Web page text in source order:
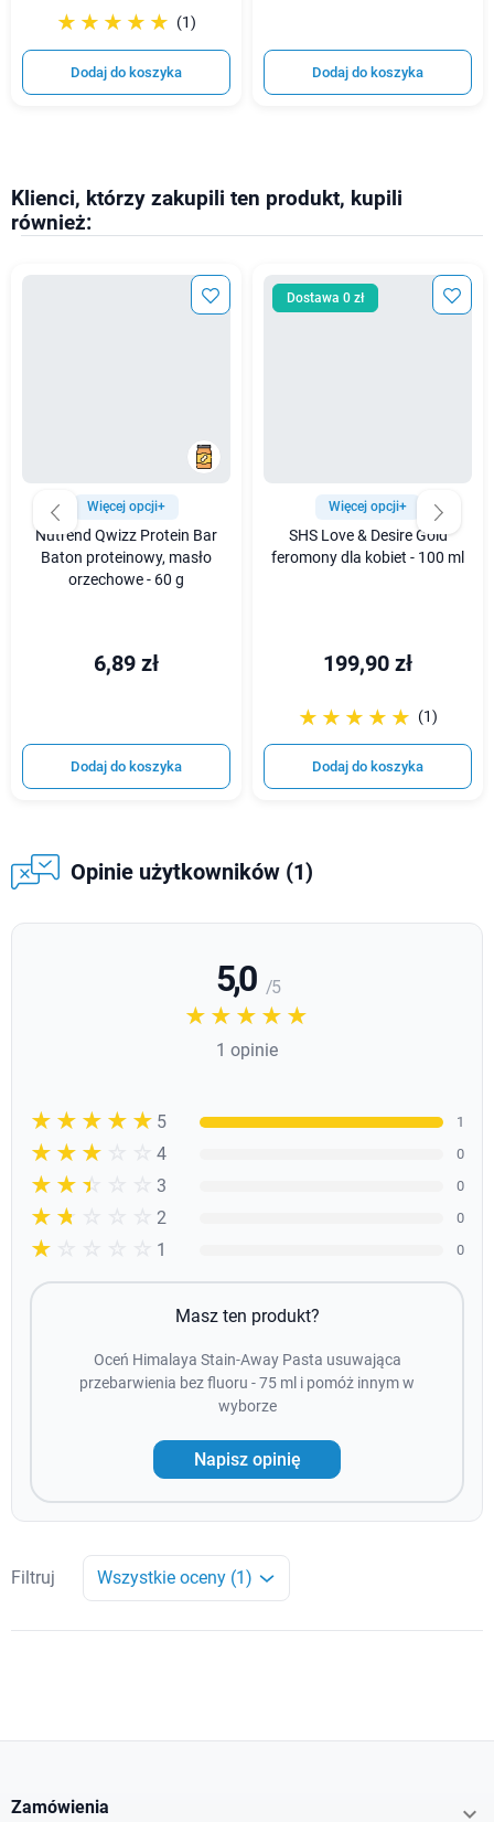
☆☆☆☆☆
★★★★★ (1)
Dodaj do koszyka Dodaj do koszyka
Klienci, którzy zakupili ten produkt, kupili
również:
Więcej opcji+
Nutrend Qwizz Protein Bar
Baton proteinowy, masło
orzechowe - 60 g
6,89 zł
Dodaj do koszyka
Dostawa 0 zł
Więcej opcji+
SHS Love & Desire Gold
feromony dla kobiet - 100 ml
199,90 zł
☆☆☆☆☆
★★★★★ (1)
Dodaj do koszyka
Opinie użytkowników (1)
5,0 / 5
☆☆☆☆☆
★★★★★
1 opinie
☆☆☆☆☆
★★★★★ 5 1
☆☆☆☆☆
★★★★ 4 0
☆☆☆☆☆
★★★ 3 0
☆☆☆☆☆
★★ 2 0
☆☆☆☆☆
★ 1 0
Masz ten produkt?
Oceń Himalaya Stain-Away Pasta usuwająca
przebarwienia bez fluoru - 75 ml i pomóż innym w
wyborze
Napisz opinię
Filtruj Wszystkie oceny (1)
Zamówienia 